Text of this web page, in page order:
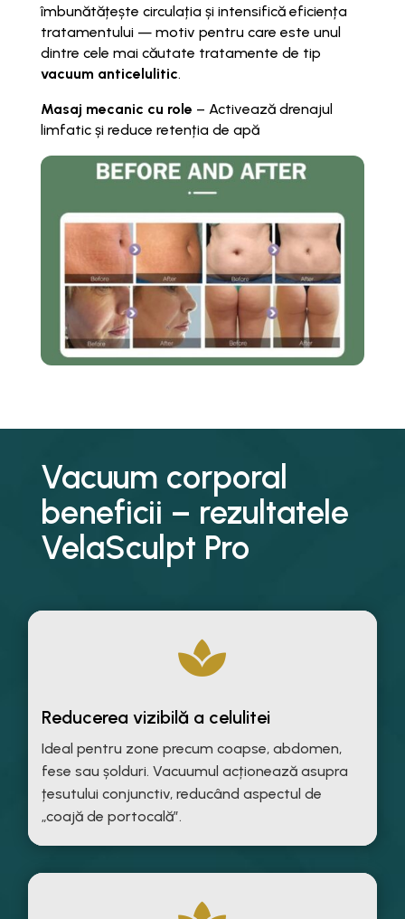
îmbunătățește circulația și intensifică eficiența
tratamentului — motiv pentru care este unul
dintre cele mai căutate tratamente de tip
vacuum anticelulitic.
Masaj mecanic cu role – Activează drenajul
limfatic și reduce retenția de apă
Vacuum corporal
beneficii – rezultatele
VelaSculpt Pro

Reducerea vizibilă a celulitei
Ideal pentru zone precum coapse, abdomen,
fese sau șolduri. Vacuumul acționează asupra
țesutului conjunctiv, reducând aspectul de
„coajă de portocală”.